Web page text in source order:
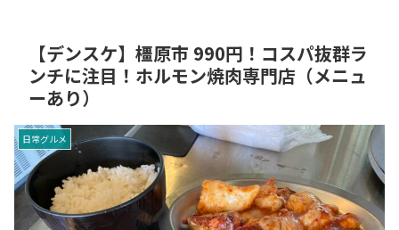
【デンスケ】橿原市 990円！コスパ抜群ラ
ンチに注目！ホルモン焼肉専門店（メニュ
ーあり）
日常グルメ